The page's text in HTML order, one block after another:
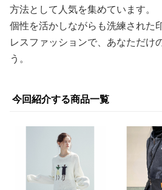
方法として人気を集めています。
個性を活かしながらも洗練された
レスファッションで、あなただけ
う。
今回紹介する商品一覧